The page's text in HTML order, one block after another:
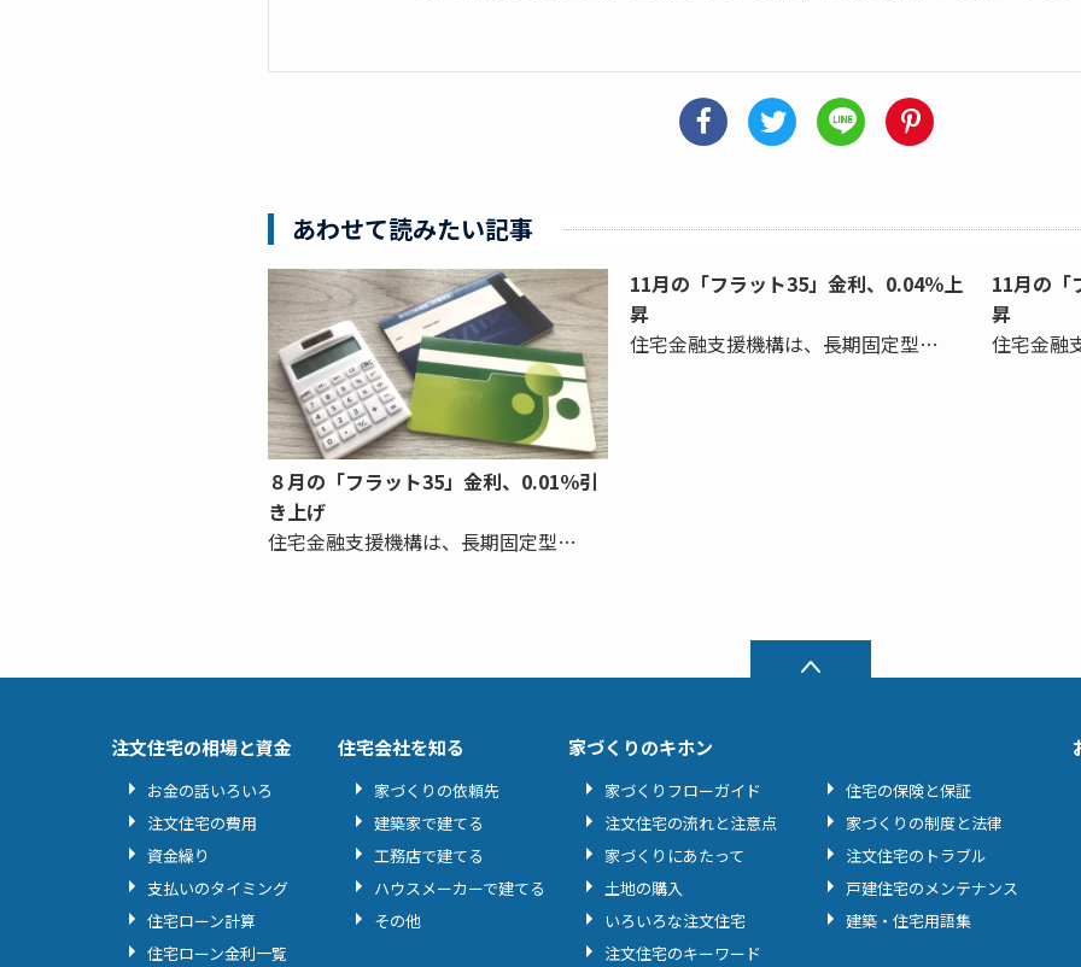
あわせて読みたい記事
８月の「フラット35」金利、0.01％引
き上げ
住宅金融支援機構は、長期固定型…
11月の「フラット35」金利、0.04％上
昇
住宅金融支援機構は、長期固定型…
11月の「
昇
住宅金融
注文住宅の相場と資金
お金の話いろいろ
注文住宅の費用
資金繰り
支払いのタイミング
住宅ローン計算
住宅ローン金利一覧
住宅会社を知る
家づくりの依頼先
建築家で建てる
工務店で建てる
ハウスメーカーで建てる
その他
家づくりのキホン
家づくりフローガイド
注文住宅の流れと注意点
家づくりにあたって
土地の購入
いろいろな注文住宅
注文住宅のキーワード
住宅の保険と保証
家づくりの制度と法律
注文住宅のトラブル
戸建住宅のメンテナンス
建築・住宅用語集